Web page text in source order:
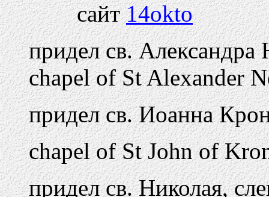
сайт14okto
придел св. Александра
chapel of St Alexander
придел св. Иоанна
chapel of St John of
придел св. Николая,